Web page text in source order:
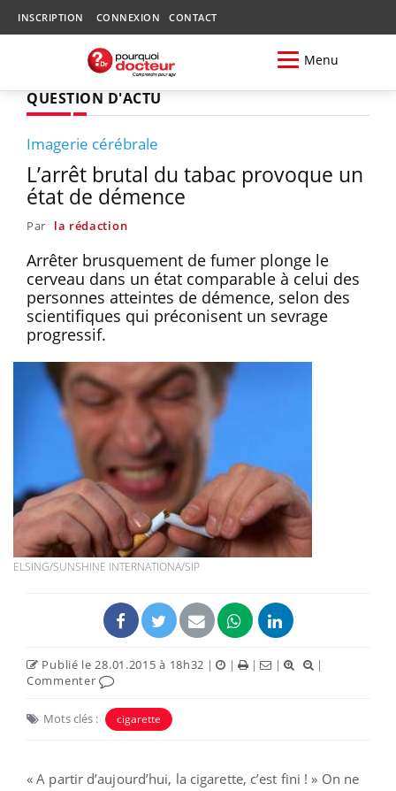
INSCRIPTION CONNEXION CONTACT
Menu
QUESTION D'ACTU
Imagerie cérébrale
L’arrêt brutal du tabac provoque un
état de démence
Par la rédaction
Arrêter brusquement de fumer plonge le
cerveau dans un état comparable à celui des
personnes atteintes de démence, selon des
scientifiques qui préconisent un sevrage
progressif.
ELSING/SUNSHINE INTERNATIONA/SIP
Publié le 28.01.2015 à 18h32 | | | |
|
Commenter
Mots clés : cigarette
« A partir d’aujourd’hui, la cigarette, c’est fini ! » On ne